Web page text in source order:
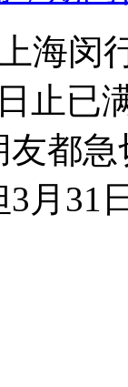
海
止已
都
月31